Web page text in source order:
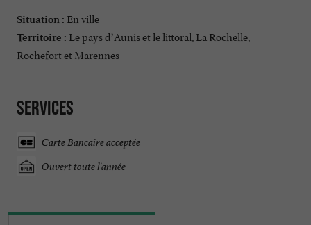
Situation : En ville
Territoire : Le pays d’Aunis et le littoral, La Rochelle,
Rochefort et Marennes
Services
Carte Bancaire acceptée
Ouvert toute l'année